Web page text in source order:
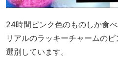
24時間ピンク色のものしか食
リアルのラッキーチャームの
選別しています。